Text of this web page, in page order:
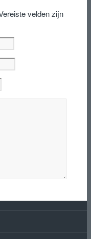
velden zijn